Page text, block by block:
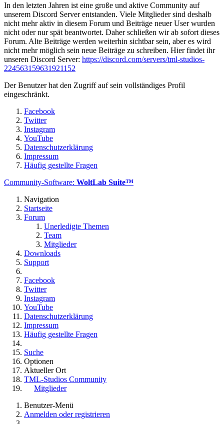
In den letzten Jahren ist eine große und aktive Community auf
unserem Discord Server entstanden. Viele Mitglieder sind deshalb
nicht mehr aktiv in diesem Forum und Beiträge neuer User wurden
nicht oder nur spät beantwortet. Daher schließen wir ab sofort dieses
Forum. Alte Beiträge werden weiterhin sichtbar sein, aber es wird
nicht mehr möglich sein neue Beiträge zu schreiben. Hier findet ihr
unseren Discord Server: https://discord.com/servers/tml-studios-
224563159631921152
Der Benutzer hat den Zugriff auf sein vollständiges Profil
eingeschränkt.
Facebook
Twitter
Instagram
YouTube
Datenschutzerklärung
Impressum
Häufig gestellte Fragen
Community-Software: WoltLab Suite™
Navigation
Startseite
Forum
Unerledigte Themen
Team
Mitglieder
Downloads
Support
Facebook
Twitter
Instagram
YouTube
Datenschutzerklärung
Impressum
Häufig gestellte Fragen
Suche
Optionen
Aktueller Ort
TML-Studios Community
Mitglieder
Benutzer-Menü
Anmelden oder registrieren